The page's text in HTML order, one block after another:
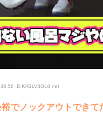
ID:KR3LV3OL0 .net
でノックアウトできて